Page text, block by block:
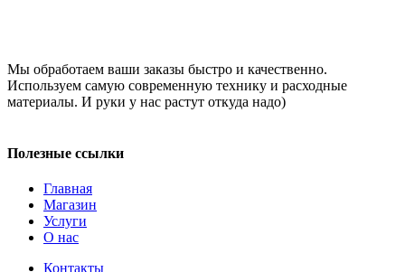
Мы обработаем ваши заказы быстро и качественно.
Используем самую современную технику и расходные
материалы. И руки у нас растут откуда надо)
Полезные ссылки
Главная
Магазин
Услуги
О нас
Контакты